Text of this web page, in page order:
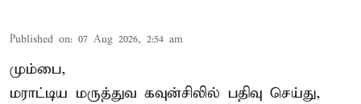
Published on: 07 Aug 2026, 2:54 am
மும்பை,
மராட்டிய மருத்துவ கவுன்சிலில் பதிவு செய்து,